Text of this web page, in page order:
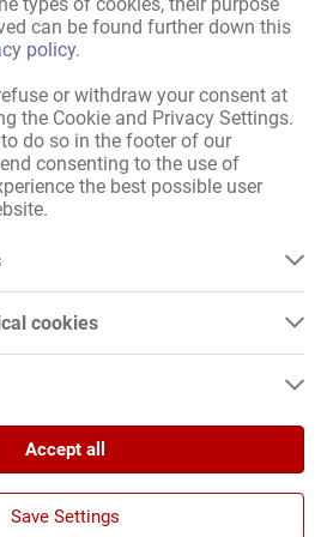
can be found further down this
policy.
or withdraw your consent at
the Cookie and Privacy Settings.
do so in the footer of our
consenting to the use of
the best possible user
necessary for the operation of
these cookies.
cookies
are cookies that are used to
understand how visitors interact with
which sets third-party cookies. More
and the cookies used can be
on our website, information about
IP address may be transmitted to
the United States.
Save Settings
Accept all
Telefonistin verfügbar,
Arbeitspapieren
Anschluss vorhanden
Empfang,Abschließbare
diskretes Haus